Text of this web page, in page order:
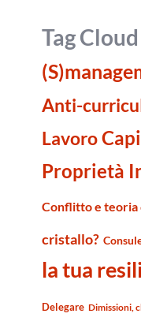
Tag Cloud
Anti-
Lavoro
Proprietà
Conflitto e teoria
cristallo?
la tua
Delegare Dimissioni,